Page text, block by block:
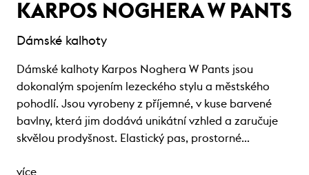
KARPOS NOGHERA W PANTS
Dámské kalhoty
Dámské kalhoty Karpos Noghera W Pants jsou
dokonalým spojením lezeckého stylu a městského
pohodlí. Jsou vyrobeny z příjemné, v kuse barvené
bavlny, která jim dodává unikátní vzhled a zaručuje
skvělou prodyšnost. Elastický pas, prostorné…
více